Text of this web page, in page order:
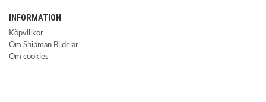
INFORMATION
Köpvillkor
Om Shipman Bildelar
Om cookies